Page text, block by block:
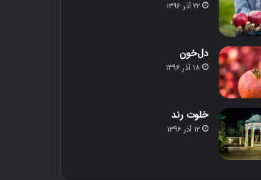
۲۲ آذر ۱۳۹۶
دل‌خون
۱۸ آذر ۱۳۹۶
خلوت رند
۱۲ آذر ۱۳۹۶